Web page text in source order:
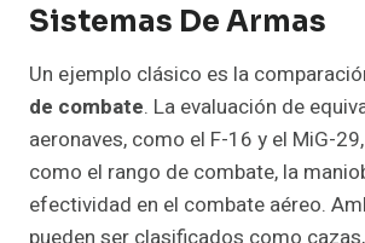
Sistemas De Armas
Un ejemplo clásico es la
de combate. La evaluación de
aeronaves, como el F-16 y el MiG-
como el rango de combate, la
efectividad en el combate aéreo.